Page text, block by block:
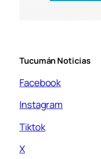
Tucumán Noticias
Facebook
Instagram
Tiktok
X